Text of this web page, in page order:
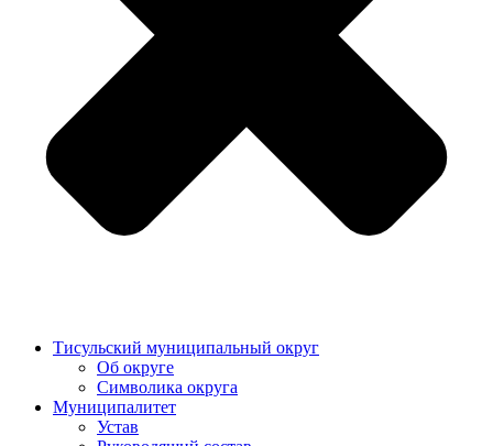
Тисульский муниципальный округ
Об округе
Символика округа
Муниципалитет
Устав